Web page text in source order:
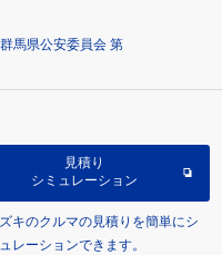
馬県公安委員会 第
見積り
シミュレーション
キのクルマの見積りを簡単にシ
レーションできます。